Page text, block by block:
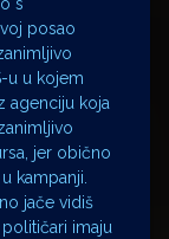
s
posao
u u kojem
agenciju koja
jer obično
kampanji.
jače vidiš
imaju